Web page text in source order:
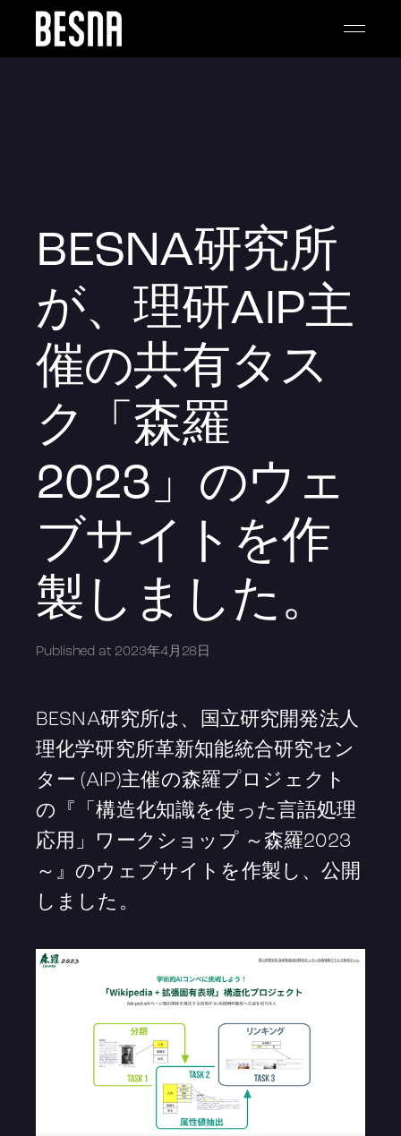
BESNA研究所
が、理研AIP主
催の共有タス
ク「森羅
2023」のウェ
ブサイトを作
製しました。
Published at 2023年4月28日
BESNA研究所は、国立研究開発法人
理化学研究所革新知能統合研究セン
ター (AIP)主催の森羅プロジェクト
の『「構造化知識を使った言語処理
応用」ワークショップ ～森羅2023
～』のウェブサイトを作製し、公開
しました。